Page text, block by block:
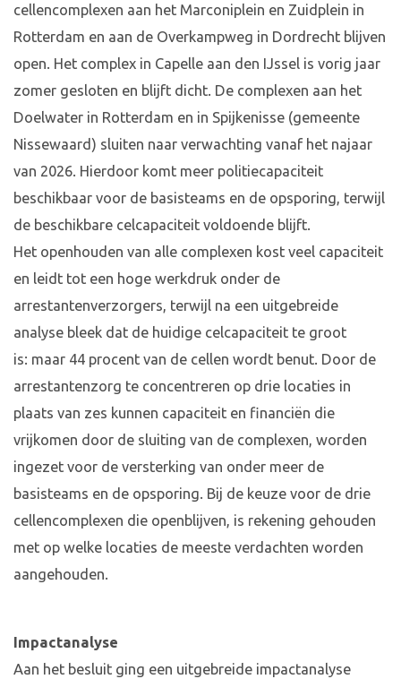
cellencomplexen aan het Marconiplein en Zuidplein in
Rotterdam en aan de Overkampweg in Dordrecht blijven
open. Het complex in Capelle aan den IJssel is vorig jaar
zomer gesloten en blijft dicht. De complexen aan het
Doelwater in Rotterdam en in Spijkenisse (gemeente
Nissewaard) sluiten naar verwachting vanaf het najaar
van 2026. Hierdoor komt meer politiecapaciteit
beschikbaar voor de basisteams en de opsporing, terwijl
de beschikbare celcapaciteit voldoende blijft.
Het openhouden van alle complexen kost veel capaciteit
en leidt tot een hoge werkdruk onder de
arrestantenverzorgers, terwijl na een uitgebreide
analyse bleek dat de huidige celcapaciteit te groot
is: maar 44 procent van de cellen wordt benut. Door de
arrestantenzorg te concentreren op drie locaties in
plaats van zes kunnen capaciteit en financiën die
vrijkomen door de sluiting van de complexen, worden
ingezet voor de versterking van onder meer de
basisteams en de opsporing. Bij de keuze voor de drie
cellencomplexen die openblijven, is rekening gehouden
met op welke locaties de meeste verdachten worden
aangehouden.
Impactanalyse
Aan het besluit ging een uitgebreide impactanalyse